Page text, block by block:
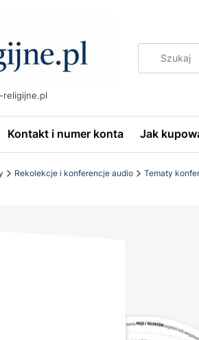
religijne.pl
Kontakt i numer konta Jak
Rekolekcje i konferencje audio Tematy